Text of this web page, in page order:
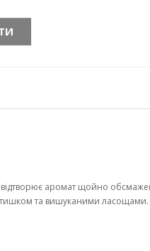
аромат щойно
та вишуканими ласощами.